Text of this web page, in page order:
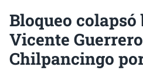
Bloqueo
Vicente
Chilpancingo